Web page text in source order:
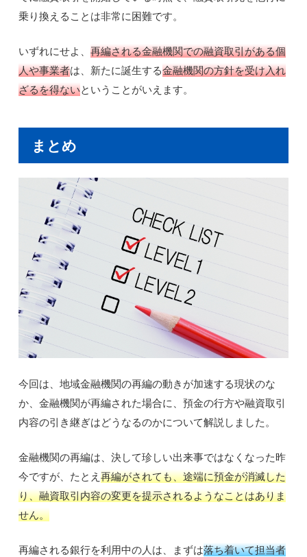
乗り換えることは非常に困難です。
いずれにせよ、再編される金融機関での融資取引がある個
人や事業者は、新たに誕生する金融機関の方針を受け入れ
ざるを得ないということがいえます。
まとめ
今回は、地域金融機関の再編の動きが加速する現状のな
か、金融機関が再編された場合に、預金の行方や融資取引
内容の引き継ぎはどうなるのかについて解説しました。
金融機関の再編は、決して珍しい出来事ではなくなった昨
今ですが、たとえ再編がされても、途端に預金が消滅した
り、融資取引内容の変更を提示されるようなことはありま
せん。
再編される銀行を利用中の人は、まずは落ち着いて担当者